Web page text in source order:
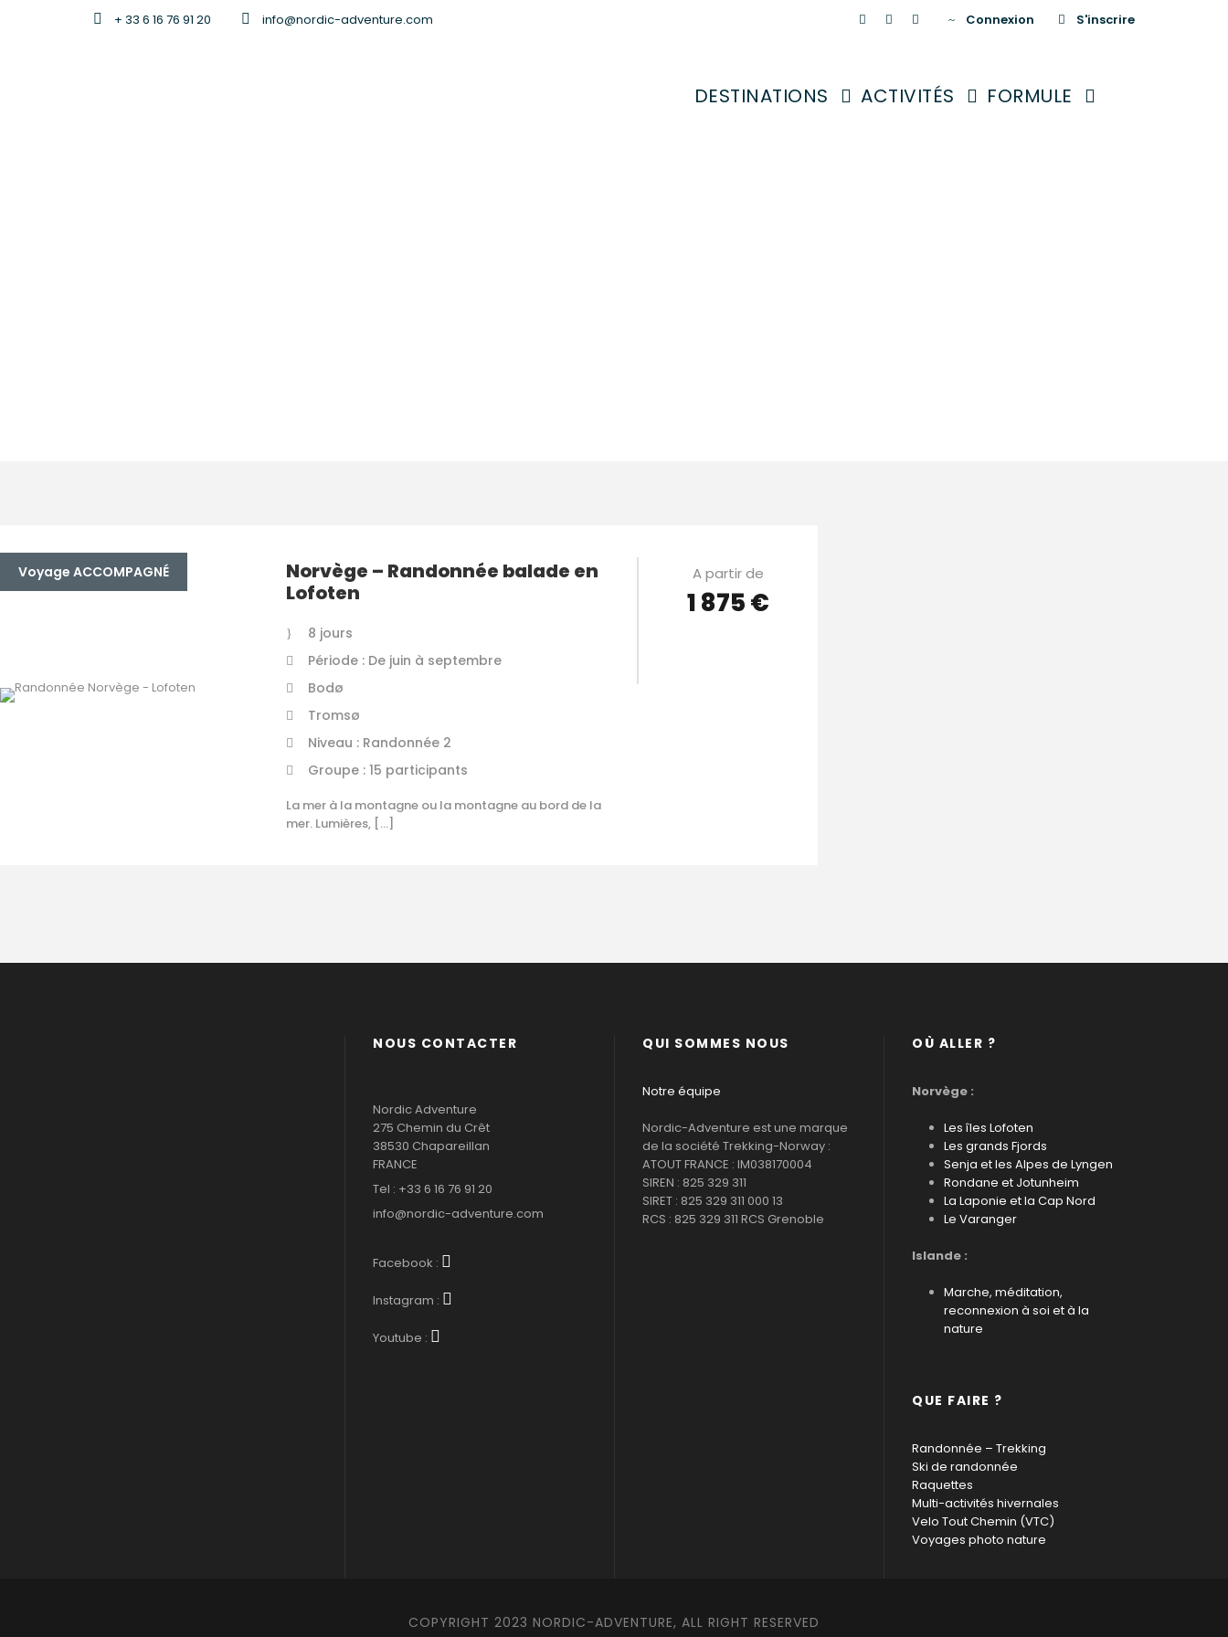
+ 33 6 16 76 91 20 info@nordic-adventure.com Connexion S'inscrire
DESTINATIONS ACTIVITÉS FORMULE
Voyage ACCOMPAGNÉ
Norvège – Randonnée balade en
Lofoten
8 jours
Période : De juin à septembre
Bodø
Tromsø
Niveau : Randonnée 2
Groupe : 15 participants
La mer à la montagne ou la montagne au bord de la
mer. Lumières, […]
A partir de
1 875 €
NOUS CONTACTER
Nordic Adventure
275 Chemin du Crêt
38530 Chapareillan
FRANCE
Tel : +33 6 16 76 91 20
info@nordic-adventure.com
Facebook :
Instagram :
Youtube :
QUI SOMMES NOUS
Notre équipe
Nordic-Adventure est une marque
de la société Trekking-Norway :
ATOUT FRANCE : IM038170004
SIREN : 825 329 311
SIRET : 825 329 311 000 13
RCS : 825 329 311 RCS Grenoble
OÙ ALLER ?
Norvège :
Les îles Lofoten
Les grands Fjords
Senja et les Alpes de Lyngen
Rondane et Jotunheim
La Laponie et la Cap Nord
Le Varanger
Islande :
Marche, méditation,
reconnexion à soi et à la
nature
QUE FAIRE ?
Randonnée – Trekking
Ski de randonnée
Raquettes
Multi-activités hivernales
Velo Tout Chemin (VTC)
Voyages photo nature
COPYRIGHT 2023 NORDIC-ADVENTURE, ALL RIGHT RESERVED